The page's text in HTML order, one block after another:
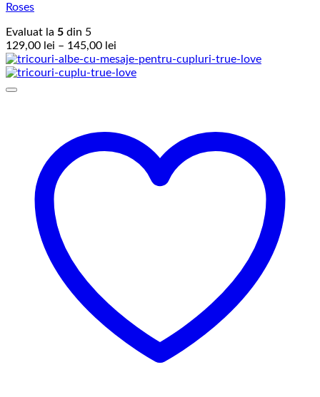
Roses
Evaluat la 5 din 5
129,00 lei – 145,00 lei
de
prețuri: